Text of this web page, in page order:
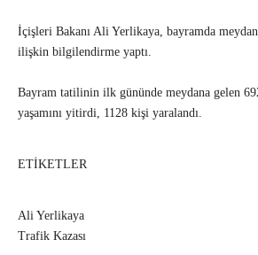
İçişleri Bakanı Ali Yerlikaya, bayramda
ilişkin bilgilendirme yaptı.
Bayram tatilinin ilk gününde meydana gelen
yaşamını yitirdi, 1128 kişi yaralandı.
ETİKETLER
Ali Yerlikaya
Trafik Kazası